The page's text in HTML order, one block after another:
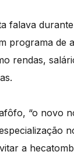
falava
programa de
rendas,
“o novo
a